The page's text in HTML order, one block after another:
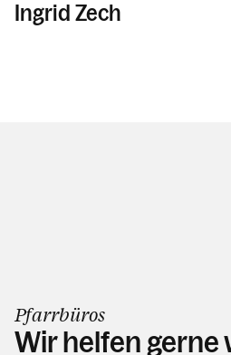
Ingrid Zech
Pfarrbüros
Wir helfen gerne